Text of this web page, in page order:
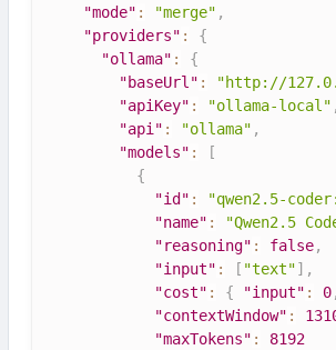
"mode" : "merge" ,
"providers" :
{
"ollama" :
{
"baseUrl" : "http://
"apiKey" : "ollama-local" ,
"api" : "ollama" ,
"models" :
[
{
"id" :
"qwen2.5-
"name" : "Qwen2.5
"reasoning" : false,
"input" : [ "text"] ,
"cost" : { "input" : 0,
"contextWindow" :
"maxTokens" :
8192